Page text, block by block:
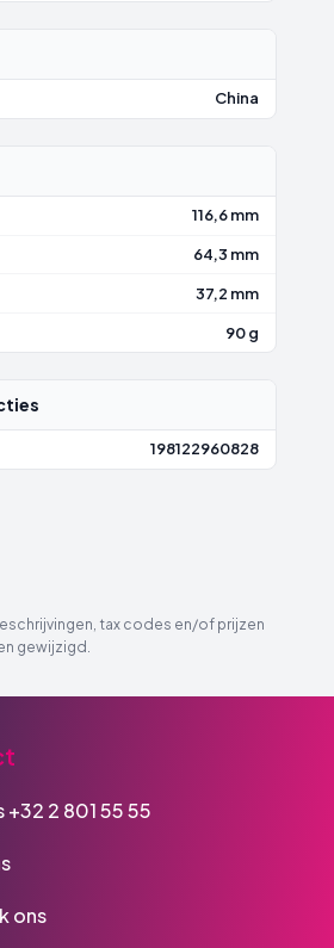
China
116,6 mm
64,3 mm
37,2 mm
90 g
198122960828
tax codes en/of prijzen
gewijzigd.
+32 2 801 55 55
ons